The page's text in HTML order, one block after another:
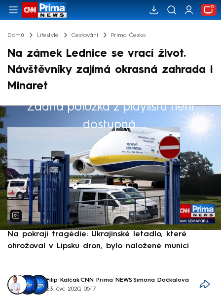
Domů Lifestyle Cestování Prima Česko
Na zámek Lednice se vrací život.
Návštěvníky zajímá okrasná zahrada i
Minaret
Žádná položka z playlistu není
dostupná.
Výběr redakce
Na pokraji tragédie: Ukrajinské letadlo, které
ohrožoval v Lipsku dron, bylo naložené municí
Filip Kalčák,CNN Prima NEWS, Simona Dočkalová
23. čvc 2020, 05:17